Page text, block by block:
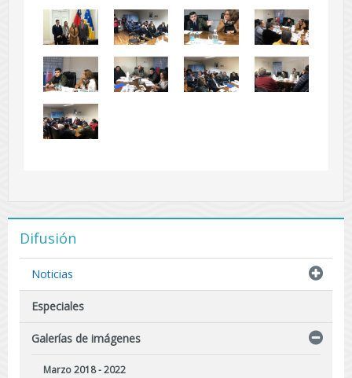
Difusión
Noticias
Especiales
Galerías de imágenes
Marzo 2018 - 2022